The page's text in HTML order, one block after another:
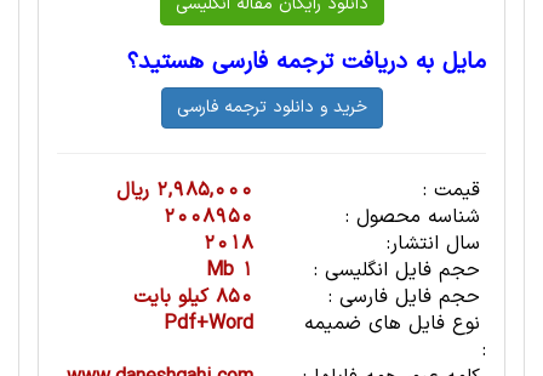
مایل به دریافت ترجمه فارسی هستید؟
قیمت :
2,985,000 ریال
شناسه محصول :
2008950
سال انتشار:
2018
حجم فایل انگلیسی :
1 Mb
حجم فایل فارسی :
850 کیلو بایت
نوع فایل های ضمیمه
:
Pdf+Word